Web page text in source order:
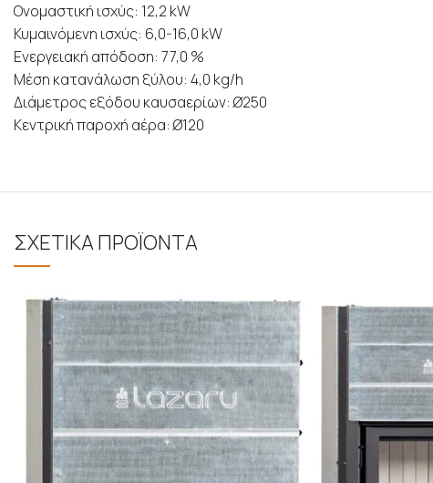
Ονομαστική ισχύς: 12,2 kW
Κυμαινόμενη ισχύς: 6,0-16,0 kW
Ενεργειακή απόδοση: 77,0 %
Μέση κατανάλωση ξύλου: 4,0 kg/h
Διάμετρος εξόδου καυσαερίων: Ø250
Κεντρική παροχή αέρα: Ø120
ΣΧΕΤΙΚΑ ΠΡΟΪΟΝΤΑ